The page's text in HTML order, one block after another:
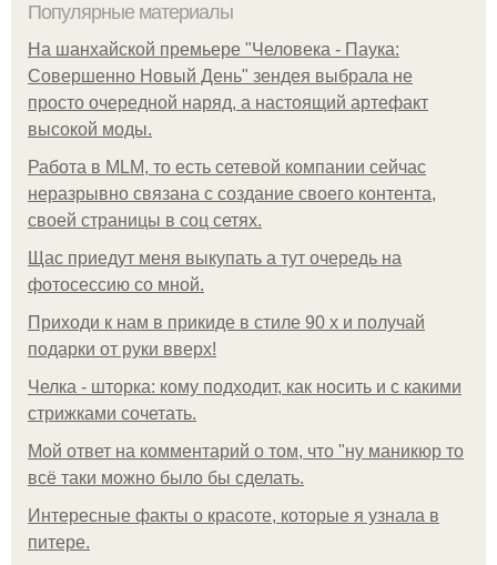
Популярные материалы
На шанхайской премьере "Человека - Паука:
Совершенно Новый День" зендея выбрала не
просто очередной наряд, а настоящий артефакт
высокой моды.
Работа в MLM, то есть сетевой компании сейчас
неразрывно связана с создание своего контента,
своей страницы в соц сетях.
Щас приедут меня выкупать а тут очередь на
фотосессию со мной.
Приходи к нам в прикиде в стиле 90 х и получай
подарки от руки вверх!
Челка - шторка: кому подходит, как носить и с какими
стрижками сочетать.
Мой ответ на комментарий о том, что "ну маникюр то
всё таки можно было бы сделать.
Интересные факты о красоте, которые я узнала в
питере.